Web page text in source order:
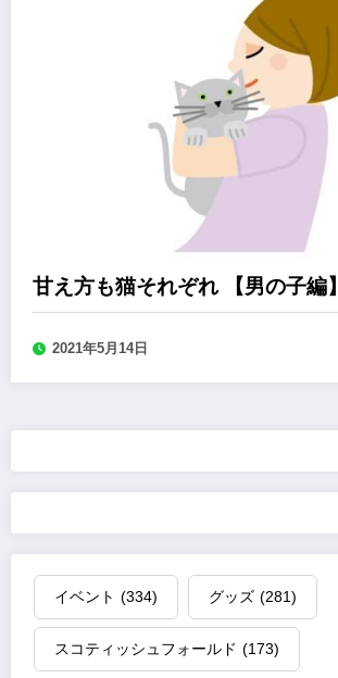
甘え方も猫それぞれ 【男の子編】
2021年5月14日
イベント (334) グッズ (281)
スコティッシュフォールド (173)